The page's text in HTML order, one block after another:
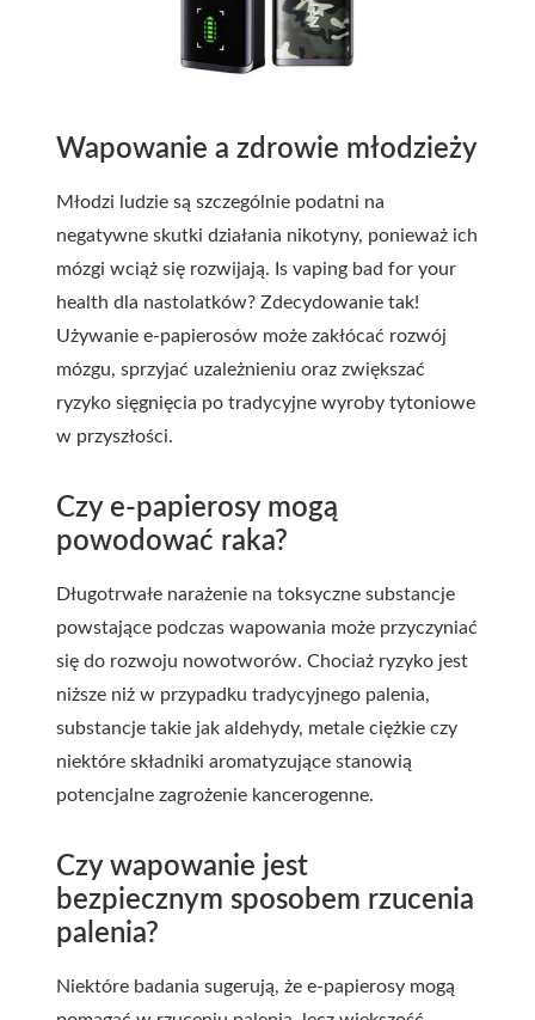
Wapowanie a zdrowie młodzieży
Młodzi ludzie są szczególnie podatni na
negatywne skutki działania nikotyny, ponieważ ich
mózgi wciąż się rozwijają. Is vaping bad for your
health dla nastolatków? Zdecydowanie tak!
Używanie e-papierosów może zakłócać rozwój
mózgu, sprzyjać uzależnieniu oraz zwiększać
ryzyko sięgnięcia po tradycyjne wyroby tytoniowe
w przyszłości.
Czy e-papierosy mogą
powodować raka?
Długotrwałe narażenie na toksyczne substancje
powstające podczas wapowania może przyczyniać
się do rozwoju nowotworów. Chociaż ryzyko jest
niższe niż w przypadku tradycyjnego palenia,
substancje takie jak aldehydy, metale ciężkie czy
niektóre składniki aromatyzujące stanowią
potencjalne zagrożenie kancerogenne.
Czy wapowanie jest
bezpiecznym sposobem rzucenia
palenia?
Niektóre badania sugerują, że e-papierosy mogą